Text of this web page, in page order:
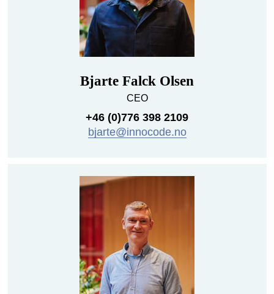
Bjarte Falck Olsen
CEO
+46 (0)776 398 2109
bjarte@innocode.no